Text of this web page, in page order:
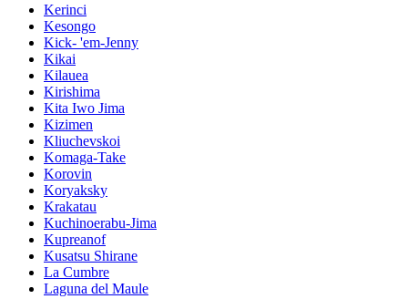
Kerinci
Kesongo
Kick- 'em-Jenny
Kikai
Kilauea
Kirishima
Kita Iwo Jima
Kizimen
Kliuchevskoi
Komaga-Take
Korovin
Koryaksky
Krakatau
Kuchinoerabu-Jima
Kupreanof
Kusatsu Shirane
La Cumbre
Laguna del Maule